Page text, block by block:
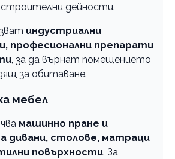
дейности.
индустриални
професионални препарати
, за да върнат помещението
за обитаване.
мебел
машинно пране и
дивани, столове, матраци
повърхности. За